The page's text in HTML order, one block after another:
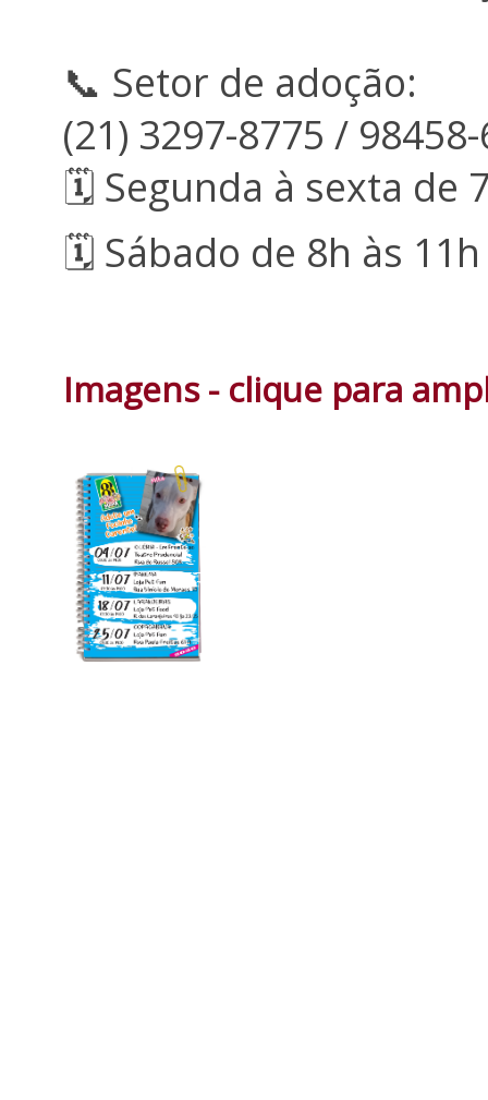
📞 Setor de adoção:
(21) 3297-8775 /
🗓 Segunda à sexta de
🗓 Sábado de 8h às 11h
Imagens - clique para